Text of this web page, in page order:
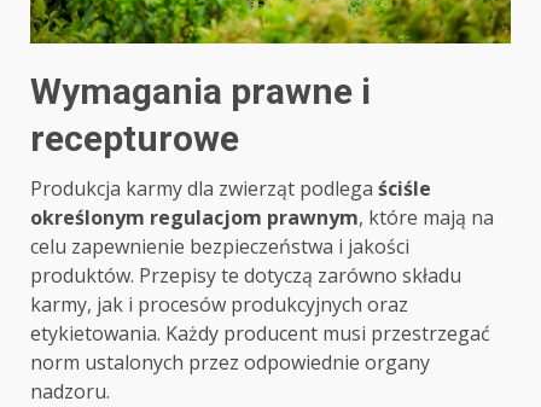
Wymagania prawne i
recepturowe
Produkcja karmy dla zwierząt podlega ściśle
określonym regulacjom prawnym, które mają na
celu zapewnienie bezpieczeństwa i jakości
produktów. Przepisy te dotyczą zarówno składu
karmy, jak i procesów produkcyjnych oraz
etykietowania. Każdy producent musi przestrzegać
norm ustalonych przez odpowiednie organy
nadzoru.